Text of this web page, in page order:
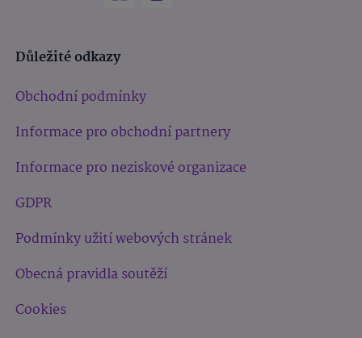
Důležité odkazy
Obchodní podmínky
Informace pro obchodní partnery
Informace pro neziskové organizace
GDPR
Podmínky užití webových stránek
Obecná pravidla soutěží
Cookies